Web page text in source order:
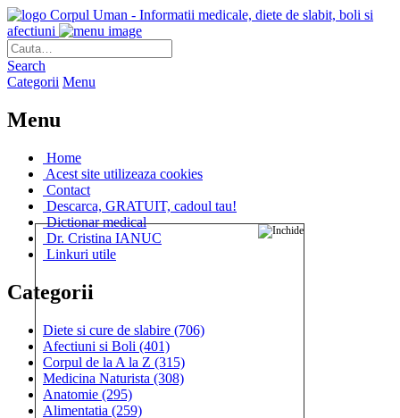
Corpul Uman - Informatii medicale, diete de slabit, boli si
afectiuni
Search
Categorii Menu
Menu
Home
Acest site utilizeaza cookies
Contact
Descarca, GRATUIT, cadoul tau!
Dictionar medical
Dr. Cristina IANUC
Linkuri utile
Categorii
Diete si cure de slabire (706)
Afectiuni si Boli (401)
Corpul de la A la Z (315)
Medicina Naturista (308)
Anatomie (295)
Alimentatia (259)